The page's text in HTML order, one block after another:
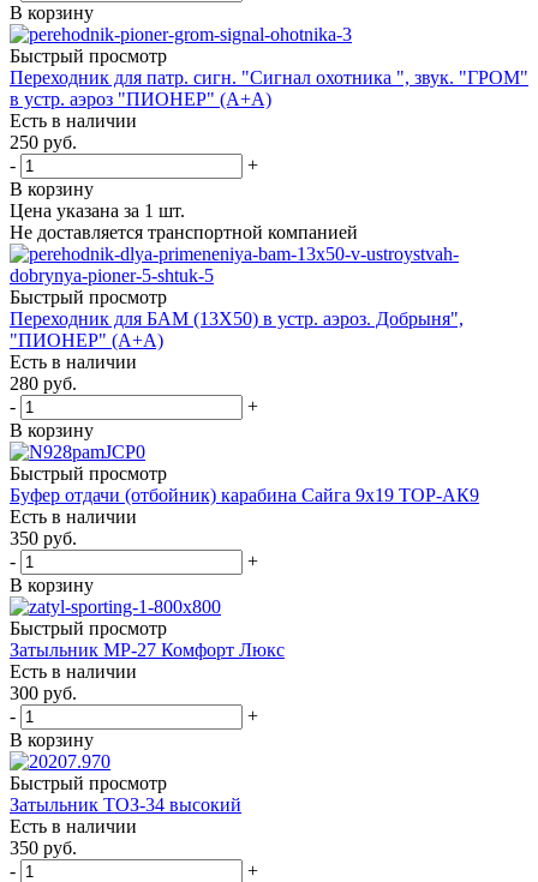
В корзину
Быстрый просмотр
Переходник для патр. сигн. "Сигнал охотника ", звук. "ГРОМ"
в устр. аэроз "ПИОНЕР" (А+А)
Есть в наличии
250 руб.
-
+
В корзину
Цена указана за 1 шт.
Не доставляется транспортной компанией
Быстрый просмотр
Переходник для БАМ (13Х50) в устр. аэроз. Добрыня",
"ПИОНЕР" (А+А)
Есть в наличии
280 руб.
-
+
В корзину
Быстрый просмотр
Буфер отдачи (отбойник) карабина Сайга 9x19 ТОР-АК9
Есть в наличии
350 руб.
-
+
В корзину
Быстрый просмотр
Затыльник МР-27 Комфорт Люкс
Есть в наличии
300 руб.
-
+
В корзину
Быстрый просмотр
Затыльник ТОЗ-34 высокий
Есть в наличии
350 руб.
-
+